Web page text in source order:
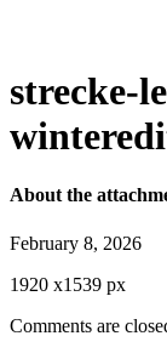
strecke-
About the
February 8, 2026
1920 x1539 px
Comments are